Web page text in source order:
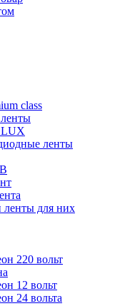
class
LUX
ленты
для них
220 вольт
12 вольт
24 вольта